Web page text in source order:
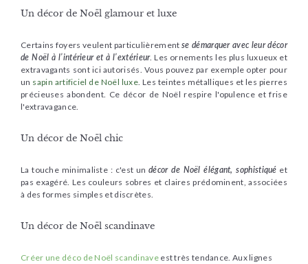
Un décor de Noël glamour et luxe
Certains foyers veulent particulièrement se démarquer avec leur décor
de Noël à l’intérieur et à l’extérieur. Les ornements les plus luxueux et
extravagants sont ici autorisés. Vous pouvez par exemple opter pour
un sapin artificiel de Noël luxe. Les teintes métalliques et les pierres
précieuses abondent. Ce décor de Noël respire l'opulence et frise
l'extravagance.
Un décor de Noël chic
La touche minimaliste : c'est undécor de Noël élégant, sophistiqué et
pas exagéré. Les couleurs sobres et claires prédominent, associées
à des formes simples et discrètes.
Un décor de Noël scandinave
Créer une déco de Noël scandinaveest très tendance. Aux lignes